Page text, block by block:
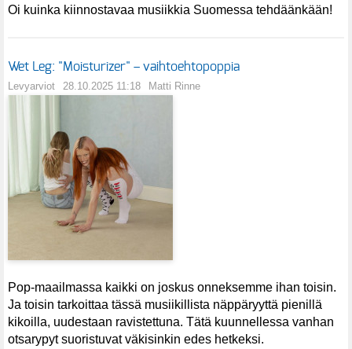
Oi kuinka kiinnostavaa musiikkia Suomessa tehdäänkään!
Wet Leg: "Moisturizer" – vaihtoehtopoppia
Levyarviot 28.10.2025 11:18 Matti Rinne
Pop-maailmassa kaikki on joskus onneksemme ihan toisin.
Ja toisin tarkoittaa tässä musiikillista näppäryyttä pienillä
kikoilla, uudestaan ravistettuna. Tätä kuunnellessa vanhan
otsarypyt suoristuvat väkisinkin edes hetkeksi.